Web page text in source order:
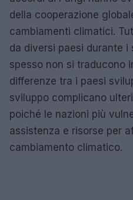
della cooperazione
cambiamenti climatici.
da diversi paesi durante i
spesso non si traducono
differenze tra i paesi
sviluppo complicano
poiché le nazioni più
assistenza e risorse per
cambiamento climatico.